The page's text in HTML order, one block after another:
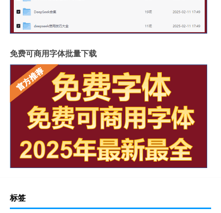
免费可商用字体批量下载
标签